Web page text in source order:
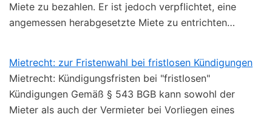
Miete zu bezahlen. Er ist jedoch verpflichtet, eine
angemessen herabgesetzte Miete zu entrichten…
Mietrecht: zur Fristenwahl bei fristlosen Kündigungen
Mietrecht: Kündigungsfristen bei "fristlosen"
Kündigungen Gemäß § 543 BGB kann sowohl der
Mieter als auch der Vermieter bei Vorliegen eines